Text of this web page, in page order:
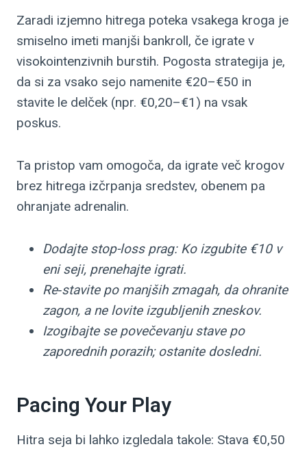
Zaradi izjemno hitrega poteka vsakega kroga je
smiselno imeti manjši bankroll, če igrate v
visokointenzivnih burstih. Pogosta strategija je,
da si za vsako sejo namenite €20–€50 in
stavite le delček (npr. €0,20–€1) na vsak
poskus.
Ta pristop vam omogoča, da igrate več krogov
brez hitrega izčrpanja sredstev, obenem pa
ohranjate adrenalin.
Dodajte stop-loss prag: Ko izgubite €10 v
eni seji, prenehajte igrati.
Re‑stavite po manjših zmagah, da ohranite
zagon, a ne lovite izgubljenih zneskov.
Izogibajte se povečevanju stave po
zaporednih porazih; ostanite dosledni.
Pacing Your Play
Hitra seja bi lahko izgledala takole: Stava €0,50